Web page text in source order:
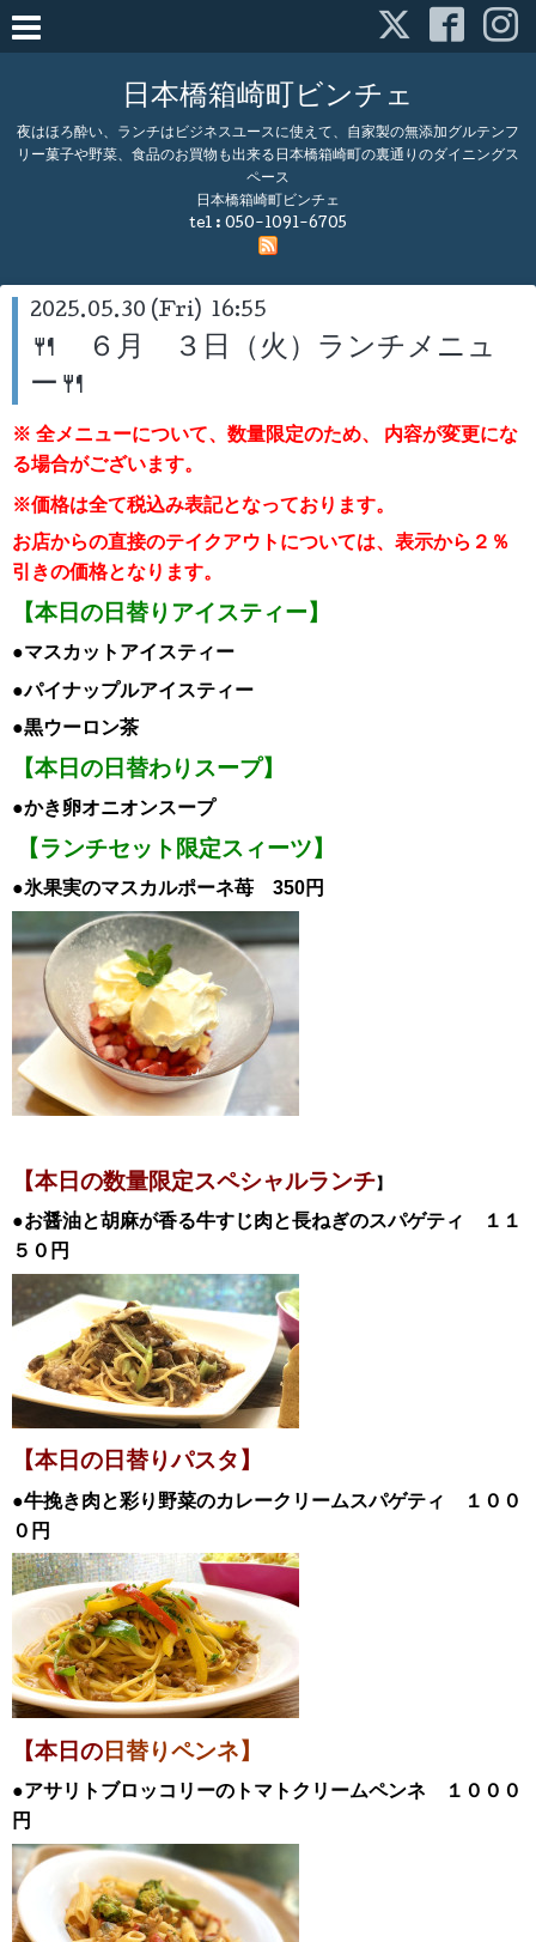
日本橋箱崎町ビンチェ
夜はほろ酔い、ランチはビジネスユースに使えて、自家製の無添加グルテンフ
リー菓子や野菜、食品のお買物も出来る日本橋箱崎町の裏通りのダイニングス
ペース
日本橋箱崎町ビンチェ
tel : 050-1091-6705
2025.05.30 (Fri) 16:55
🍴 ６月 ３日（火）ランチメニュ
ー🍴
※ 全メニューについて、数量限定のため、
内容が変更にな
る場合がございます。
※価格は全て税込み表記となっております。
お店からの直接のテイクアウトについては、表示から２％
引きの価格となります。
【本日の日替りアイスティー】
●マスカット アイスティー
●パイナップルアイスティー
●黒ウーロン茶
【本日の日替わりスープ】
●かき卵オニオンスープ
【ランチセット限定スィーツ】
●氷果実のマスカルポーネ苺 350円
【本日の数量限定スペシャルランチ】
●お醤油と胡麻が香る牛すじ肉と長ねぎのスパゲティ
１１
５０円
【本日の日替りパスタ】
●牛挽き肉と彩り野菜のカレークリームスパゲティ
１００
０ 円
【本日の 日替りペンネ】
●アサリトブロッコリーのトマトクリームペンネ １０００
円